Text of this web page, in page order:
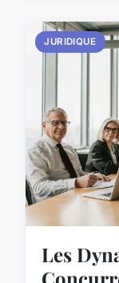
JURIDIQUE
Les